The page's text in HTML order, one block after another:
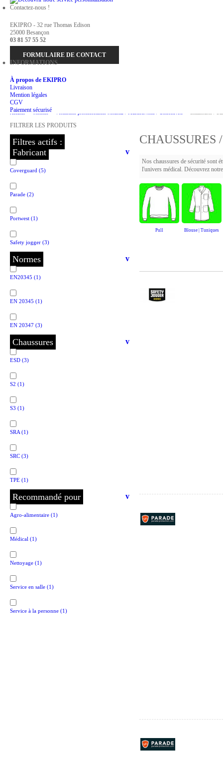
Contactez-nous !
EKIPRO - 32 rue Thomas Edison
25000 Besançon
03 81 57 55 52
FORMULAIRE DE CONTACT
INFORMATIONS
À propos de EKIPRO
Livraison
Mention légales
CGV
Paiement sécurisé
Accueil > Métiers >
CHAUSSURES
Nos chaussures de sécurité sont
l'univers médical. Découvrez
Pull Blouse | Tuniques
FILTRER LES PRODUITS
Filtres actifs :
Fabricant
v
Coverguard (5)
Parade (2)
Portwest (1)
Safety jogger (3)
Normes v
EN20345 (1)
EN 20345 (1)
EN 20347 (3)
Chaussures v
ESD (3)
S2 (1)
S3 (1)
SRA (1)
SRC (3)
TPE (1)
Recommandé pour v
Agro-alimentaire (1)
Médical (1)
Nettoyage (1)
Service en salle (1)
Service à la personne (1)